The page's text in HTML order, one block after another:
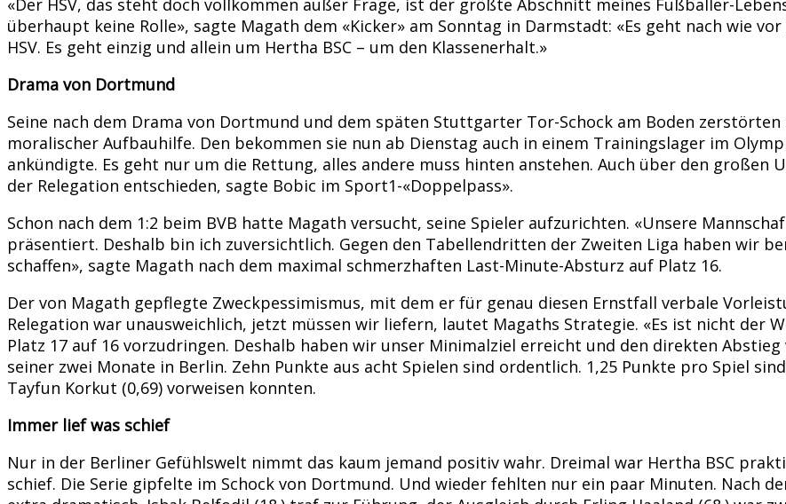
«Der HSV, das steht doch vollkommen außer Frage, ist der größte Abschnitt meines Fußballer-
überhaupt keine Rolle», sagte Magath dem «Kicker» am Sonntag in Darmstadt: «Es geht nach wie
HSV. Es geht einzig und allein um Hertha BSC – um den Klassenerhalt.»
Drama von Dortmund
Seine nach dem Drama von Dortmund und dem späten Stuttgarter Tor-Schock am Boden
moralischer Aufbauhilfe. Den bekommen sie nun ab Dienstag auch in einem Trainingslager im
ankündigte. Es geht nur um die Rettung, alles andere muss hinten anstehen. Auch über den großen
der Relegation entschieden, sagte Bobic im Sport1-«Doppelpass».
Schon nach dem 1:2 beim BVB hatte Magath versucht, seine Spieler aufzurichten. «Unsere
präsentiert. Deshalb bin ich zuversichtlich. Gegen den Tabellendritten der Zweiten Liga haben wir
schaffen», sagte Magath nach dem maximal schmerzhaften Last-Minute-Absturz auf Platz 16.
Der von Magath gepflegte Zweckpessimismus, mit dem er für genau diesen Ernstfall verbale
Relegation war unausweichlich, jetzt müssen wir liefern, lautet Magaths Strategie. «Es ist nicht der
Platz 17 auf 16 vorzudringen. Deshalb haben wir unser Minimalziel erreicht und den direkten
seiner zwei Monate in Berlin. Zehn Punkte aus acht Spielen sind ordentlich. 1,25 Punkte pro Spiel
Tayfun Korkut (0,69) vorweisen konnten.
Immer lief was schief
Nur in der Berliner Gefühlswelt nimmt das kaum jemand positiv wahr. Dreimal war Hertha BSC
schief. Die Serie gipfelte im Schock von Dortmund. Und wieder fehlten nur ein paar Minuten. Nach